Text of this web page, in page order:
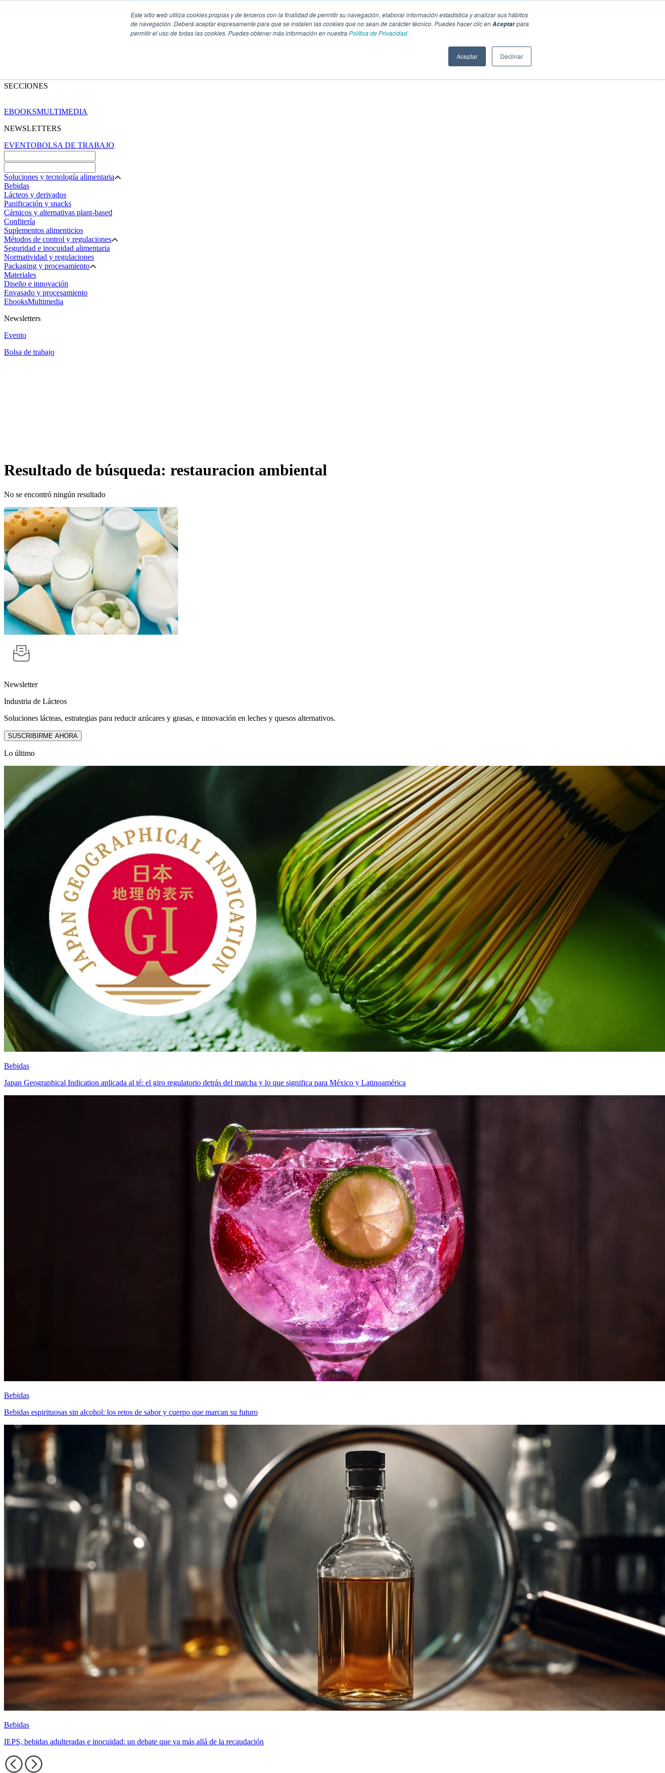
Este sitio web utiliza cookies propias y de terceros con la finalidad de permitir su navegación, elaborar información estadística y analizar sus hábitos
de navegación. Deberá aceptar expresamente para que se instalen las cookies que no sean de carácter técnico. Puedes hacer clic enAceptarpara
permitir el uso de todas las cookies. Puedes obtener más información en nuestraPolítica de Privacidad.
Aceptar Declinar
SECCIONES
EBOOKSMULTIMEDIA
NEWSLETTERS
EVENTOBOLSA DE TRABAJO
Soluciones y tecnología alimentaria
Bebidas
Lácteos y derivados
Panificación y snacks
Cárnicos y alternativas plant-based
Confitería
Suplementos alimenticios
Métodos de control y regulaciones
Seguridad e inocuidad alimentaria
Normatividad y regulaciones
Packaging y procesamiento
Materiales
Diseño e innovación
Envasado y procesamiento
EbooksMultimedia
Newsletters
Evento
Bolsa de trabajo
Resultado de búsqueda: restauracion ambiental
No se encontró ningún resultado
Newsletter
Industria de Lácteos
Soluciones lácteas, estrategias para reducir azúcares y grasas, e innovación en leches y quesos alternativos.
SUSCRIBIRME AHORA
Lo último
Bebidas
Japan Geographical Indication aplicada al té: el giro regulatorio detrás del matcha y lo que significa para México y Latinoamérica
Bebidas
Bebidas espirituosas sin alcohol: los retos de sabor y cuerpo que marcan su futuro
Bebidas
IEPS, bebidas adulteradas e inocuidad: un debate que va más allá de la recaudación